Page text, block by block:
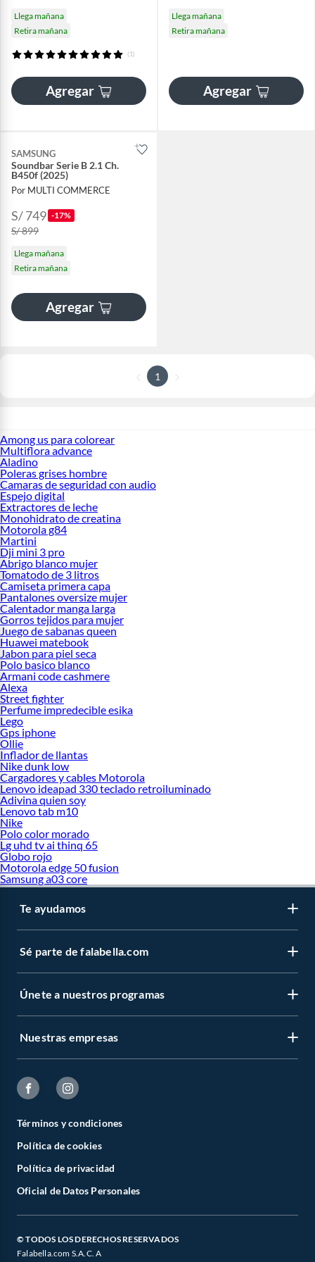
Llega mañana
Retira mañana
(1)
Agregar
Llega mañana
Retira mañana
Agregar
SAMSUNG
Soundbar Serie B 2.1 Ch.
B450f (2025)
Por MULTI COMMERCE
S/ 749 -17%
S/ 899
Llega mañana
Retira mañana
Agregar
1
Among us para colorear
Multiflora advance
Aladino
Poleras grises hombre
Camaras de seguridad con audio
Espejo digital
Extractores de leche
Monohidrato de creatina
Motorola g84
Martini
Dji mini 3 pro
Abrigo blanco mujer
Tomatodo de 3 litros
Camiseta primera capa
Pantalones oversize mujer
Calentador manga larga
Gorros tejidos para mujer
Juego de sabanas queen
Huawei matebook
Jabon para piel seca
Polo basico blanco
Armani code cashmere
Alexa
Street fighter
Perfume impredecible esika
Lego
Gps iphone
Ollie
Inflador de llantas
Nike dunk low
Cargadores y cables Motorola
Lenovo ideapad 330 teclado retroiluminado
Adivina quien soy
Lenovo tab m10
Nike
Polo color morado
Lg uhd tv ai thinq 65
Globo rojo
Motorola edge 50 fusion
Samsung a03 core
Te ayudamos
Sé parte de falabella.com
Únete a nuestros programas
Nuestras empresas
Términos y condiciones
Política de cookies
Política de privacidad
Oficial de Datos Personales
© TODOS LOS DERECHOS RESERVADOS
Falabella.com S.A.C. A